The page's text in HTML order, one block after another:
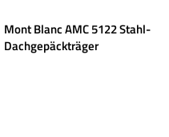
Mont Blanc AMC 5122 Stahl-
Dachgepäckträger